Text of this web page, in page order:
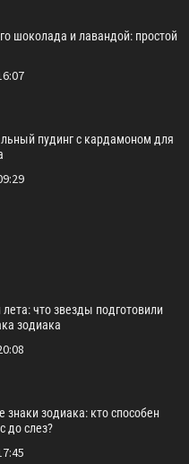
шоколада и лавандой: простой
пудинг с кардамоном для
что звезды подготовили
зодиака
зодиака: кто способен
до слез?